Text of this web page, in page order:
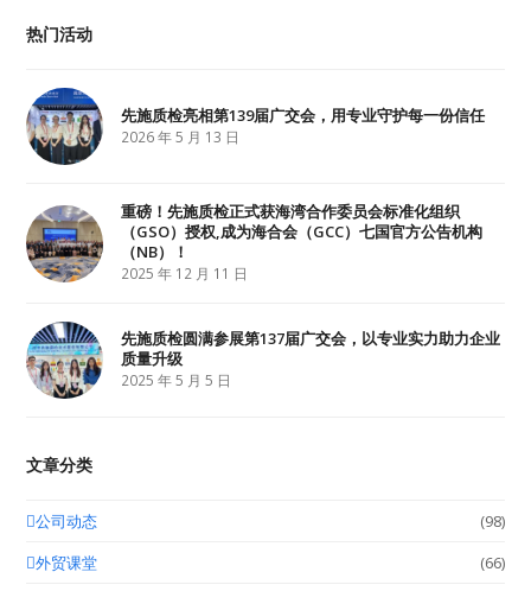
t
t b
热门活动
先施质检亮相第139届广交会，用专业守护每一份信任
2026 年 5 月 13 日
重磅！先施质检正式获海湾合作委员会标准化组织
（GSO）授权,成为海合会（GCC）七国官方公告机构
（NB）！
2025 年 12 月 11 日
先施质检圆满参展第137届广交会，以专业实力助力企业
质量升级
2025 年 5 月 5 日
文章分类
公司动态
(98)
外贸课堂
(66)